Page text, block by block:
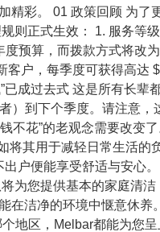
彩。 01 政策回顾 为了
则正式生效： 1. 服务等
预算，而拨款方式将改
户，每季度可获得高达
成过去式 这是所有长辈
）到下个季度。请注意
花”的老观念需要改变
其用于减轻日常生活的
户便能享受舒适与安心
为您提供基本的家庭清
洁净的环境中惬意休
地区，Melbar都能为您